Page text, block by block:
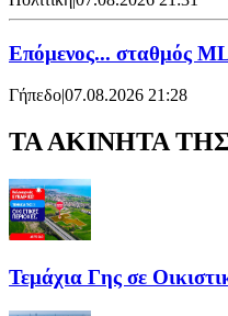
Επόμενος... σταθμός
Γήπεδο07.08.2026 21:28
ΤΑ ΑΚΙΝΗΤΑ
Τεμάχια Γης σε